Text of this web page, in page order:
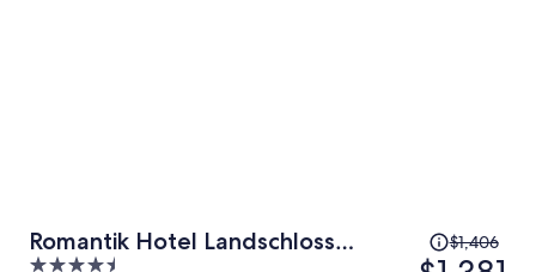
Romantik Hotel Landschloss
El
precio
$1,406